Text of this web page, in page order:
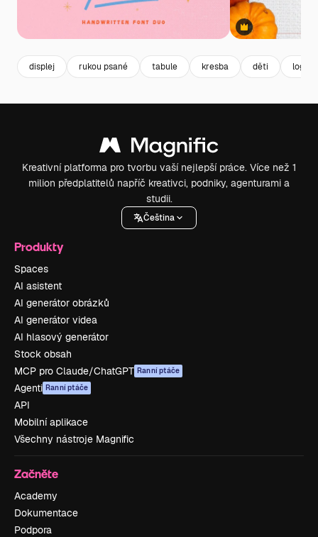
Premium
displej rukou psané tabule kresba děti logo
Kreativní platforma pro tvorbu vaší nejlepší práce. Více než 1
milion předplatitelů napříč kreativci, podniky, agenturami a
studii.
Čeština
Produkty
Spaces
AI asistent
AI generátor obrázků
AI generátor videa
AI hlasový generátor
Stock obsah
MCP pro Claude/ChatGPT Ranní ptáče
Agenti Ranní ptáče
API
Mobilní aplikace
Všechny nástroje Magnific
Začněte
Academy
Dokumentace
Podpora